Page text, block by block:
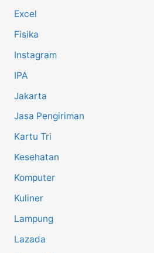
Excel
Fisika
Instagram
IPA
Jakarta
Jasa Pengiriman
Kartu Tri
Kesehatan
Komputer
Kuliner
Lampung
Lazada